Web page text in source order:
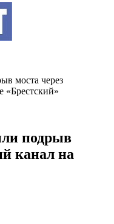
моста через
«Брестский»
подрыв
канал на